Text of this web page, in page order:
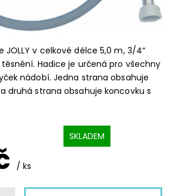
v celkové délce 5,0 m, 3/4“
Hadice je určená pro všechny
nádobí. Jedna strana obsahuje
druhá strana obsahuje koncovku s
SKLADEM
/ ks